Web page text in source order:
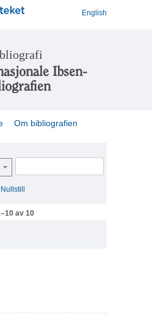
English
Ibsen-
Om bibliografien
Nullstill
av 10